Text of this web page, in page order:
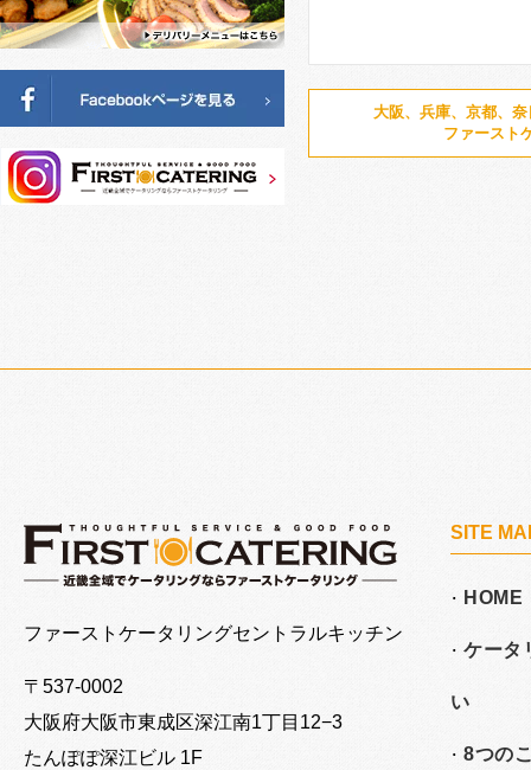
大阪、兵庫、京都、
ファースト
ファーストケータリングセントラルキッチン
〒537-0002
大阪府大阪市東成区深江南1丁目12−3
たんぽぽ深江ビル 1F
SITE
HOME
ケータ
い
8つの